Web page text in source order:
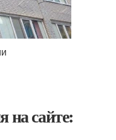
на сайте: